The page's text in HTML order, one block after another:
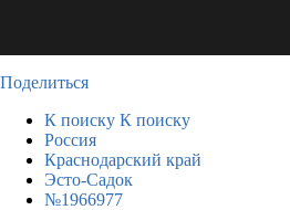
Поделиться
К поиску К поиску
Россия
Краснодарский край
Эсто-Садок
№1966977